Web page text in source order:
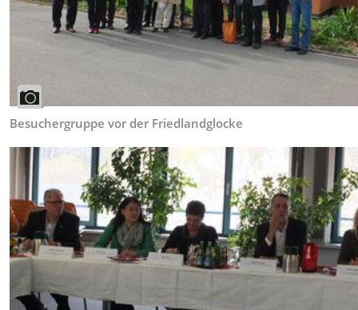
Besuchergruppe vor der Friedlandglocke